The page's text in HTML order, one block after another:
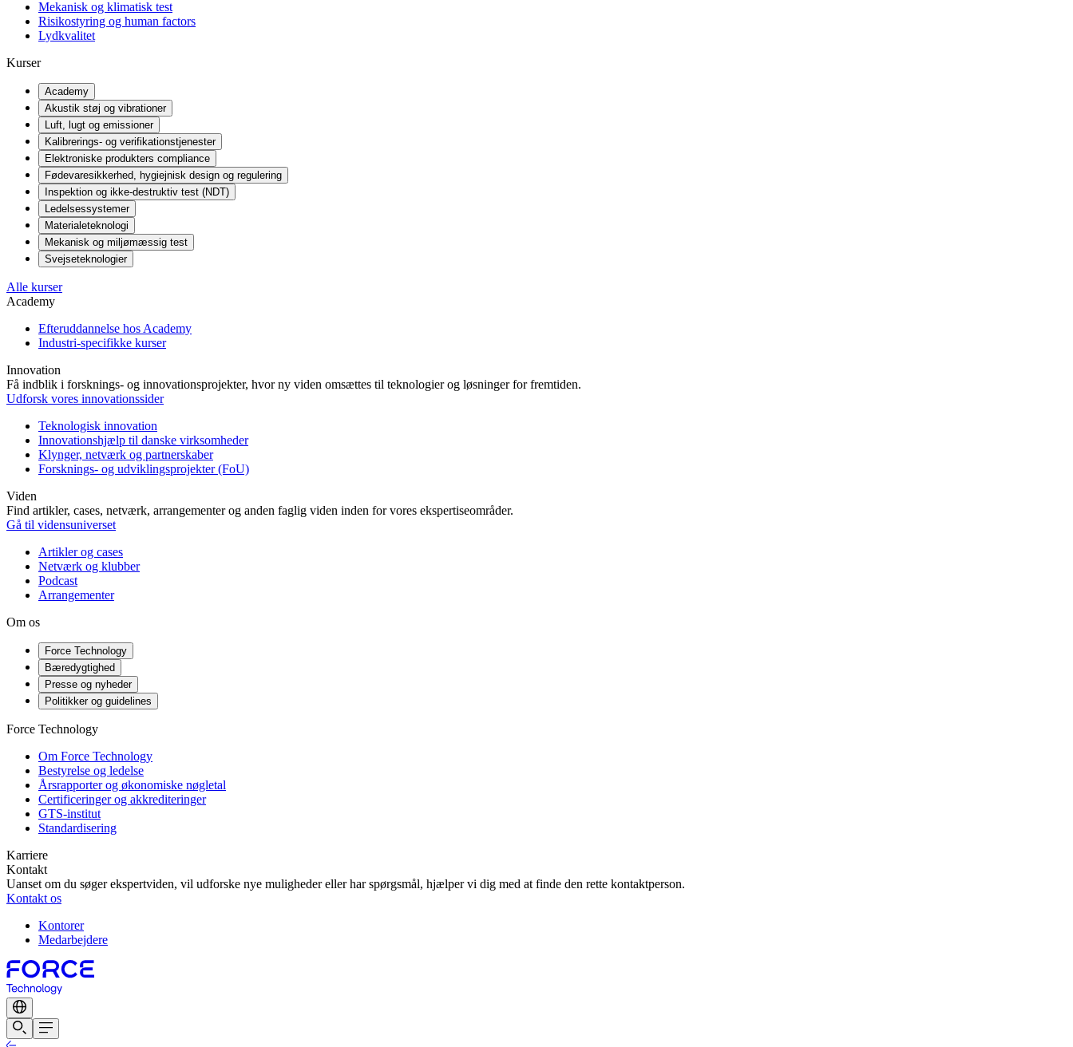
Mekanisk og klimatisk test
Risikostyring og human factors
Lydkvalitet
Kurser
Academy
Akustik støj og vibrationer
Luft, lugt og emissioner
Kalibrerings- og verifikationstjenester
Elektroniske produkters compliance
Fødevaresikkerhed, hygiejnisk design og regulering
Inspektion og ikke-destruktiv test (NDT)
Ledelsessystemer
Materialeteknologi
Mekanisk og miljømæssig test
Svejseteknologier
Alle kurser
Academy
Efteruddannelse hos Academy
Industri-specifikke kurser
Innovation
Få indblik i forsknings- og innovationsprojekter, hvor ny viden omsættes til teknologier og løsninger for fremtiden.
Udforsk vores innovationssider
Teknologisk innovation
Innovationshjælp til danske virksomheder
Klynger, netværk og partnerskaber
Forsknings- og udviklingsprojekter (FoU)
Viden
Find artikler, cases, netværk, arrangementer og anden faglig viden inden for vores ekspertiseområder.
Gå til vidensuniverset
Artikler og cases
Netværk og klubber
Podcast
Arrangementer
Om os
Force Technology
Bæredygtighed
Presse og nyheder
Politikker og guidelines
Force Technology
Om Force Technology
Bestyrelse og ledelse
Årsrapporter og økonomiske nøgletal
Certificeringer og akkrediteringer
GTS-institut
Standardisering
Karriere
Kontakt
Uanset om du søger ekspertviden, vil udforske nye muligheder eller har spørgsmål, hjælper vi dig med at finde den rette kontaktperson.
Kontakt os
Kontorer
Medarbejdere